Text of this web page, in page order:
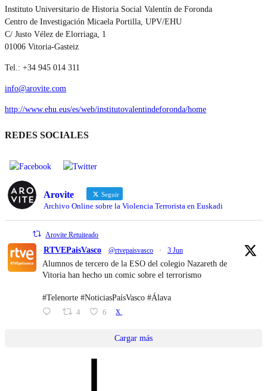
Instituto Universitario de Historia Social Valentín de Foronda
Centro de Investigación Micaela Portilla, UPV/EHU
C/ Justo Vélez de Elorriaga, 1
01006 Vitoria-Gasteiz
Tel.: +34 945 014 311
info@arovite.com
http://www.ehu.eus/es/web/institutovalentindeforonda/home
REDES SOCIALES
Arovite Seguir
Archivo Online sobre la Violencia Terrorista en Euskadi
Arovite Retuiteado
RTVEPaisVasco @rtvepaisvasco · 3 Jun
Alumnos de tercero de la ESO del colegio Nazareth de
Vitoria han hecho un comic sobre el terrorismo
#Telenorte #NoticiasPaísVasco #Álava
4 6 X
Cargar más